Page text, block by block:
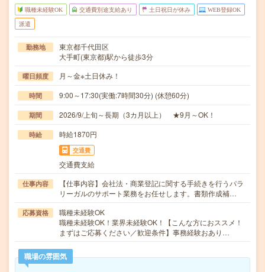
職種未経験OK 交通費別途支給あり 土日祝日が休み WEB登録OK
派遣
勤務地
東京都千代田区
大手町(東京都)駅から徒歩3分
曜日頻度 月～金※土日休み！
時間 9:00～17:30(実働:7時間30分) (休憩60分)
期間 2026/9/上旬～長期（3カ月以上） ★9月～OK！
時給 時給1870円
交通費
交通費支給
仕事内容
【仕事内容】会社法・商業登記に関する手続きを行うパラ
リーガルのサポート業務をお任せします。書類作成補…
応募資格
職種未経験OK
職種未経験OK！業界未経験OK！【こんな方におススメ！
まずはご応募ください／歓迎条件】事務経験おあり…
職場の雰囲気